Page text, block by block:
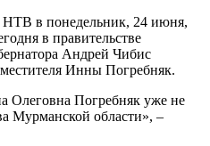
НТВ в понедельник, 24 июня,
в правительстве
Андрей Чибис
Инны Погребняк.
Олеговна Погребняк уже не
Мурманской области», –